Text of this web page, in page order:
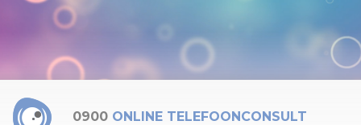
0900 ONLINE TELEFOONCONSULT